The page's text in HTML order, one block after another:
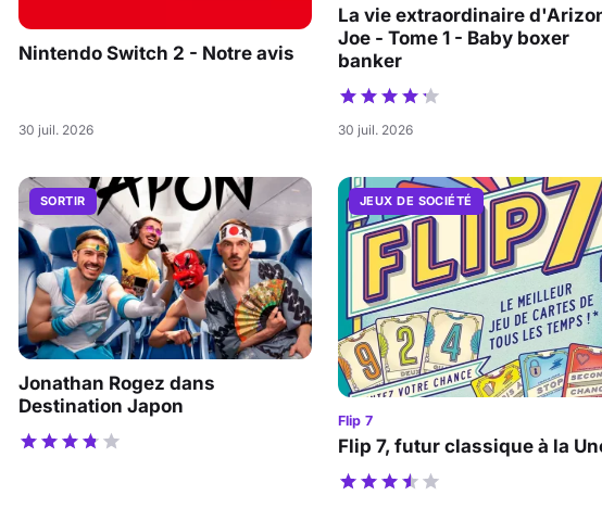
Nintendo Switch 2 - Notre avis
30 juil. 2026
La vie extraordinaire
Joe - Tome 1 - Baby boxer
banker
30 juil. 2026
SORTIR
Jonathan Rogez dans
Destination Japon
JEUX DE SOCIÉTÉ
Flip 7
Flip 7, futur classique à la